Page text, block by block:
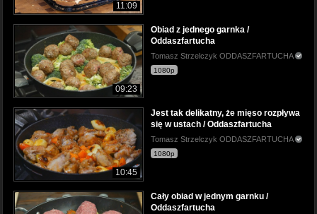
11:09
09:23
Obiad z jednego garnka /
Oddaszfartucha
Tomasz Strzelczyk ODDASZFARTUCHA
1080p
10:45
Jest tak delikatny, że mięso rozpływa
się w ustach / Oddaszfartucha
Tomasz Strzelczyk ODDASZFARTUCHA
1080p
Cały obiad w jednym garnku /
Oddaszfartucha